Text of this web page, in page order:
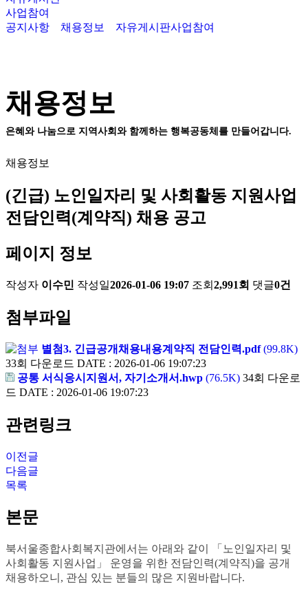
사업참여
공지사항
채용정보 자유게시판사업참여
채용정보
은혜와 나눔으로 지역사회와 함께하는 행복공동체를 만들어갑니다.
채용정보
(긴급) 노인일자리 및 사회활동 지원사업
전담인력(계약직) 채용 공고
페이지 정보
작성자 이수민 작성일2026-01-06 19:07 조회 2,991회 댓글0건
첨부파일
별첨3. 긴급공개채용내용계약직 전담인력.pdf(99.8K)
33회 다운로드 DATE : 2026-01-06 19:07:23
공통 서식응시지원서, 자기소개서.hwp (76.5K) 34회 다운로
드 DATE : 2026-01-06 19:07:23
관련링크
이전글
다음글
목록
본문
북서울종합사회복지관에서는 아래와 같이 「 노인일자리 및
사회활동 지원사업 」 운영을 위한 전담인력(계약직)을 공개
채용하오니 , 관심 있는 분들의 많은 지원바랍니다.